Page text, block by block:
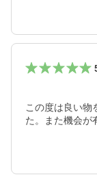
この度は良い物
た。また機会が